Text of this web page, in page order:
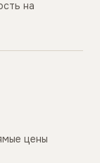
на
цены